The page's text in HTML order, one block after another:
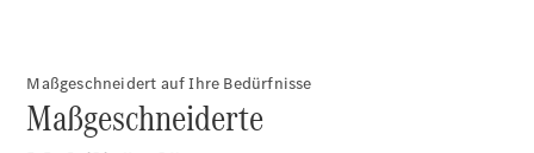
Maßgeschneidert auf Ihre Bedürfnisse
Maßgeschneiderte